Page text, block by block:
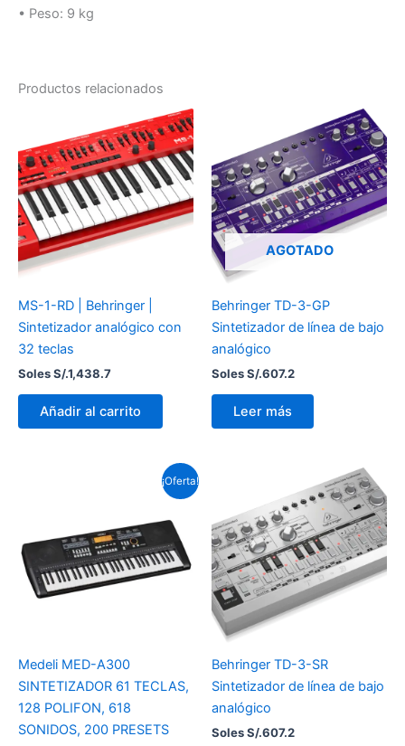
• Peso: 9 kg
Productos relacionados
MS-1-RD | Behringer |
Sintetizador analógico con
32 teclas
Soles S/.1,438.7
Añadir al carrito
AGOTADO
Behringer TD-3-GP
Sintetizador de línea de bajo
analógico
Soles S/.607.2
Leer más
¡Oferta!
Medeli MED-A300
SINTETIZADOR 61 TECLAS,
128 POLIFON, 618
SONIDOS, 200 PRESETS
Soles
S/.959.1.
El
precio
Soles
S/.810.8.
Behringer TD-3-SR
Sintetizador de línea de bajo
analógico
Soles S/.607.2